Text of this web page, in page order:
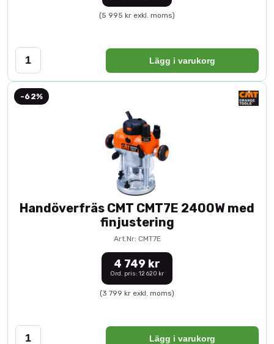
(5 995 kr exkl. moms)
Lägg i varukorg
-62%
Handöverfräs CMT CMT7E 2400W med
finjustering
Art.Nr: CMT7E
4 749 kr
Ord. pris: 12 620 kr
(3 799 kr exkl. moms)
Lägg i varukorg